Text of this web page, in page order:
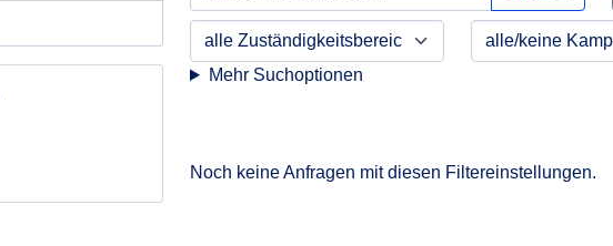
Mehr Suchoptionen
Noch keine Anfragen mit diesen Filtereinstellungen.